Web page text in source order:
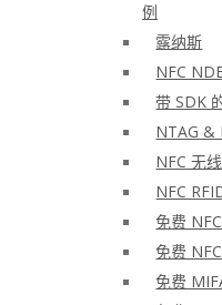
例
露纳斯
NFC
带 SDK
NTAG &
NFC 无
NFC
免费
免费
免费